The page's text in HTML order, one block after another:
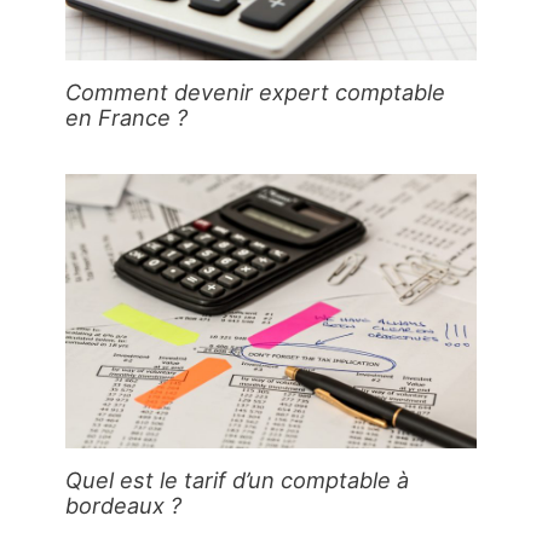
Comment devenir expert comptable
en France ?
Quel est le tarif d’un comptable à
bordeaux ?